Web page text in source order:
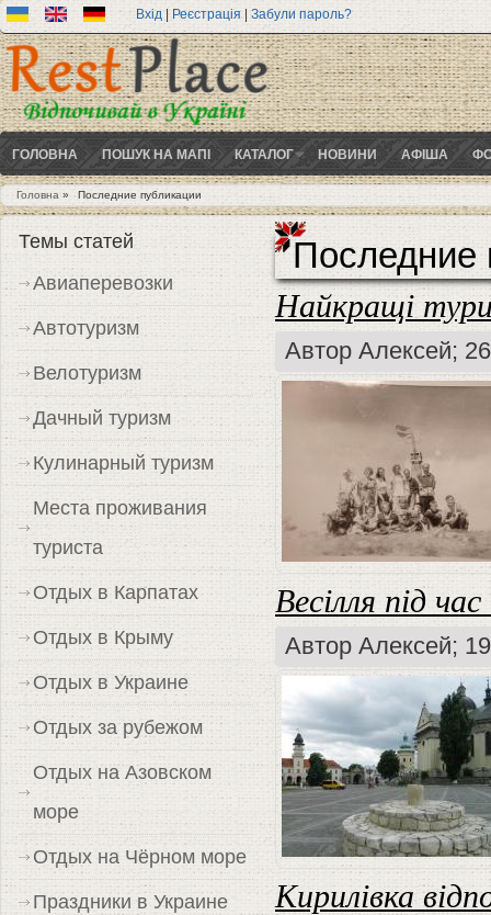
Вхід | Реєстрація|Забули пароль?
ГОЛОВНА ПОШУК НА МАПІ КАТАЛОГ НОВИНИ АФІША
Ви є тут
Головна» Последние публикации
Последние
Найкращі тури
Автор Алексей;
Весілля під
Автор Алексей;
Кирилівка
Темы статей
Авиаперевозки
Автотуризм
Велотуризм
Дачный туризм
Кулинарный туризм
Места проживания
туриста
Отдых в Карпатах
Отдых в Крыму
Отдых в Украине
Отдых за рубежом
Отдых на Азовском
море
Отдых на Чёрном море
Праздники в Украине